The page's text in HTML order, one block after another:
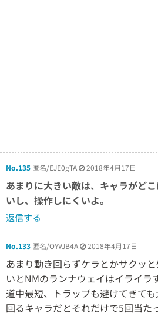
No.135 匿名/EJE0gTA 2018年4月17日
あまりに大きい敵は、キャラがど
いし、操作しにくいよ。
返信する
No.133 匿名/OYVJB4A 2018年4月17日
あまり動き回らずケラとかサクッ
いとNMのランナウェイはイライラ
道中最短、トラップも避けてきて
回るキャラだとそれだけで5回当た